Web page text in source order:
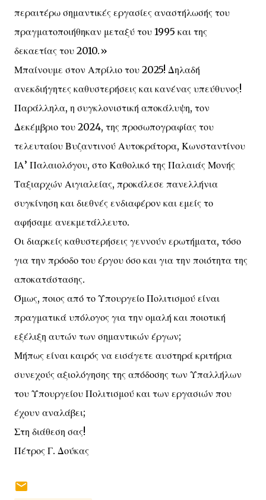
περαιτέρω σημαντικές εργασίες αναστήλωσής του
πραγματοποιήθηκαν μεταξύ του 1995 και της
δεκαετίας του 2010.»
Μπαίνουμε στον Απρίλιο του 2025! Δηλαδή
ανεκδιήγητες καθυστερήσεις και κανένας υπεύθυνος!
Παράλληλα, η συγκλονιστική αποκάλυψη, τον
Δεκέμβριο του 2024, της προσωπογραφίας του
τελευταίου Βυζαντινού Αυτοκράτορα, Κωνσταντίνου
ΙΑ’ Παλαιολόγου, στο Καθολικό της Παλαιάς Μονής
Ταξιαρχών Αιγιαλείας, προκάλεσε πανελλήνια
συγκίνηση και διεθνές ενδιαφέρον και εμείς το
αφήσαμε ανεκμετάλλευτο.
Οι διαρκείς καθυστερήσεις γεννούν ερωτήματα, τόσο
για την πρόοδο του έργου όσο και για την ποιότητα της
αποκατάστασης.
Όμως, ποιος από το Υπουργείο Πολιτισμού είναι
πραγματικά υπόλογος για την ομαλή και ποιοτική
εξέλιξη αυτών των σημαντικών έργων;
Μήπως είναι καιρός να εισάγετε αυστηρά κριτήρια
συνεχούς αξιολόγησης της απόδοσης των Υπαλλήλων
του Υπουργείου Πολιτισμού και των εργασιών που
έχουν αναλάβει;
Στη διάθεση σας!
Πέτρος Γ. Δούκας